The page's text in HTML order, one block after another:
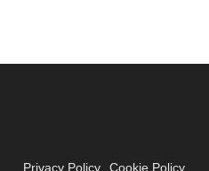
Privacy Policy Cookie Policy